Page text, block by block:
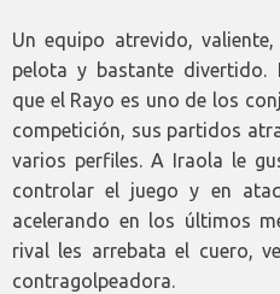
Un equipo atrevido,
pelota y bastante divertido.
que el Rayo es uno de los
competición, sus partidos
varios perfiles. A Iraola le
controlar el juego y en
acelerando en los últimos
rival les arrebata el cuero,
contragolpeadora.